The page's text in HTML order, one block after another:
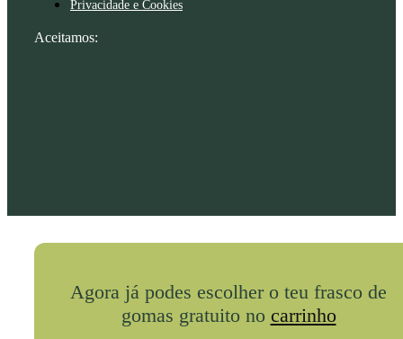
Privacidade e Cookies
Aceitamos:
Agora já podes escolher o teu frasco de
gomas gratuito no carrinho